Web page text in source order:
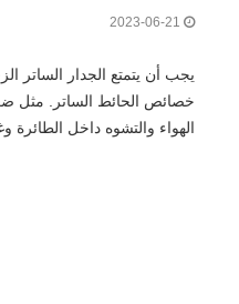
يجب أن يتمتع الجدار الساتر
خصائص الحائط الساتر. مثل
الهواء والتشوه داخل
المذكورة أعلاه، فإن الوظيفة